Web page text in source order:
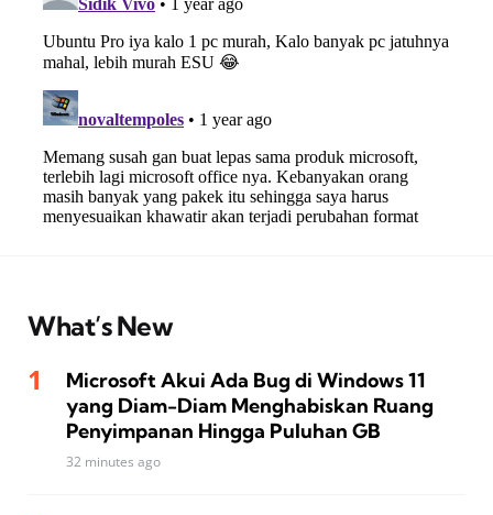
What’s New
Microsoft Akui Ada Bug di Windows 11
yang Diam-Diam Menghabiskan Ruang
Penyimpanan Hingga Puluhan GB
32 minutes ago